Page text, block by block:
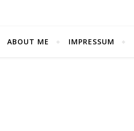
ABOUT ME IMPRESSUM